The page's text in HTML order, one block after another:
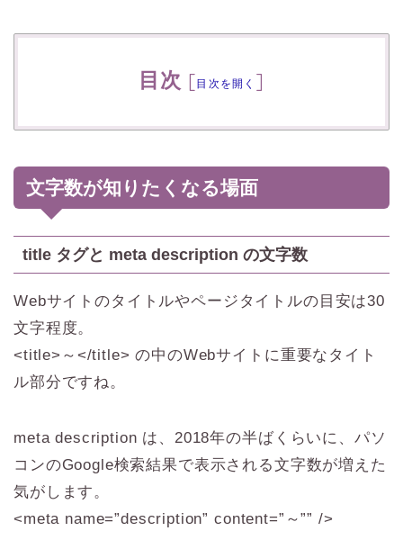
目次 [目次を開く ]
文字数が知りたくなる場面
title タグと meta description の文字数
Webサイトのタイトルやページタイトルの目安は30
文字程度。
<title>～</title> の中のWebサイトに重要なタイト
ル部分ですね。
meta description は、2018年の半ばくらいに、パソ
コンのGoogle検索結果で表示される文字数が増えた
気がします。
<meta name=”description” content=”～”” />